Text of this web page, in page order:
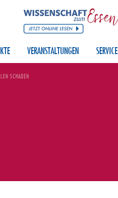
VERANSTALTUNGEN SERVICE
SCHADEN